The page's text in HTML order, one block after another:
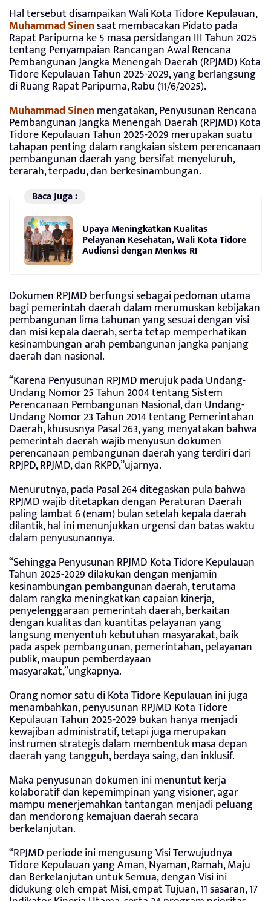
Hal tersebut disampaikan Wali Kota Tidore Kepulauan,
Muhammad Sinensaat membacakan Pidato pada
Rapat Paripurna ke 5 masa persidangan III Tahun 2025
tentang Penyampaian Rancangan Awal Rencana
Pembangunan Jangka Menengah Daerah (RPJMD) Kota
Tidore Kepulauan Tahun 2025-2029, yang berlangsung
di Ruang Rapat Paripurna, Rabu (11/6/2025).
Muhammad Sinen mengatakan, Penyusunan Rencana
Pembangunan Jangka Menengah Daerah (RPJMD) Kota
Tidore Kepulauan Tahun 2025-2029 merupakan suatu
tahapan penting dalam rangkaian sistem perencanaan
pembangunan daerah yang bersifat menyeluruh,
terarah, terpadu, dan berkesinambungan.
Baca Juga :
Upaya Meningkatkan Kualitas
Pelayanan Kesehatan, Wali Kota Tidore
Audiensi dengan Menkes RI
Dokumen RPJMD berfungsi sebagai pedoman utama
bagi pemerintah daerah dalam merumuskan kebijakan
pembangunan lima tahunan yang sesuai dengan visi
dan misi kepala daerah, serta tetap memperhatikan
kesinambungan arah pembangunan jangka panjang
daerah dan nasional.
“Karena Penyusunan RPJMD merujuk pada Undang-
Undang Nomor 25 Tahun 2004 tentang Sistem
Perencanaan Pembangunan Nasional, dan Undang-
Undang Nomor 23 Tahun 2014 tentang Pemerintahan
Daerah, khususnya Pasal 263, yang menyatakan bahwa
pemerintah daerah wajib menyusun dokumen
perencanaan pembangunan daerah yang terdiri dari
RPJPD, RPJMD, dan RKPD,”ujarnya.
Menurutnya, pada Pasal 264 ditegaskan pula bahwa
RPJMD wajib ditetapkan dengan Peraturan Daerah
paling lambat 6 (enam) bulan setelah kepala daerah
dilantik, hal ini menunjukkan urgensi dan batas waktu
dalam penyusunannya.
“Sehingga Penyusunan RPJMD Kota Tidore Kepulauan
Tahun 2025-2029 dilakukan dengan menjamin
kesinambungan pembangunan daerah, terutama
dalam rangka meningkatkan capaian kinerja,
penyelenggaraan pemerintah daerah, berkaitan
dengan kualitas dan kuantitas pelayanan yang
langsung menyentuh kebutuhan masyarakat, baik
pada aspek pembangunan, pemerintahan, pelayanan
publik, maupun pemberdayaan
masyarakat,”ungkapnya.
Orang nomor satu di Kota Tidore Kepulauan ini juga
menambahkan, penyusunan RPJMD Kota Tidore
Kepulauan Tahun 2025-2029 bukan hanya menjadi
kewajiban administratif, tetapi juga merupakan
instrumen strategis dalam membentuk masa depan
daerah yang tangguh, berdaya saing, dan inklusif.
Maka penyusunan dokumen ini menuntut kerja
kolaboratif dan kepemimpinan yang visioner, agar
mampu menerjemahkan tantangan menjadi peluang
dan mendorong kemajuan daerah secara
berkelanjutan.
“RPJMD periode ini mengusung Visi Terwujudnya
Tidore Kepulauan yang Aman, Nyaman, Ramah, Maju
dan Berkelanjutan untuk Semua, dengan Visi ini
didukung oleh empat Misi, empat Tujuan, 11 sasaran, 17